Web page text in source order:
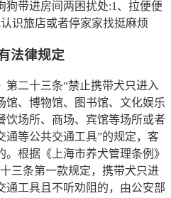
狗带进房间两困扰处:1、拉便便
识旅店或者停家家找挺麻烦
法律规定
二十三条“禁止携带犬只进入
馆、博物馆、图书馆、文化娱乐
饮场所、商场、宾馆等场所或者
通等公共交通工具”的规定，客
根据《上海市养犬管理条例》
三条第一款规定，携带犬只进
通工具且不听劝阻的，由公安部